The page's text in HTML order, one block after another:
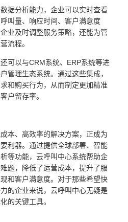
据分析能力，企业可以实时查看
叫量、响应时间、客户满意度
业及时调整服务策略，还能为管
流程。
可以与CRM系统、ERP系统等进
管理生态系统。通过这些集成，
和购买行为，从而制定更加精准
户留存率。
本、高效率的解决方案，正成为
利器。通过提供全球部署、智能
等功能，云呼叫中心系统帮助企
题，降低了运营成本，提升了服
和客户满意度。对于那些希望快
的企业来说，云呼叫中心无疑是
的关键工具。